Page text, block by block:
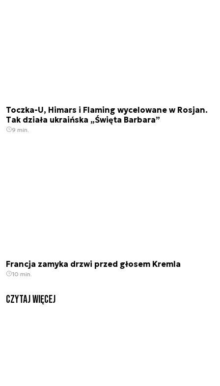
Toczka-U, Himars i Flaming wycelowane w Rosjan.
Tak działa ukraińska „Święta Barbara”
9 min.
Francja zamyka drzwi przed głosem Kremla
10 min.
czytaj więcej